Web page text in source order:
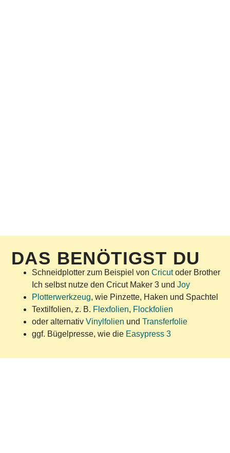
DAS BENÖTIGST DU
Schneidplotter zum Beispiel von Cricutoder Brother
Ich selbst nutze den Cricut Maker 3 und Joy
Plotterwerkzeug, wie Pinzette, Haken und Spachtel
Textilfolien, z. B. Flexfolien, Flockfolien
oder alternativ Vinylfolien und Transferfolie
ggf. Bügelpresse, wie die Easypress 3